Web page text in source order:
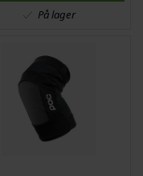
På lager